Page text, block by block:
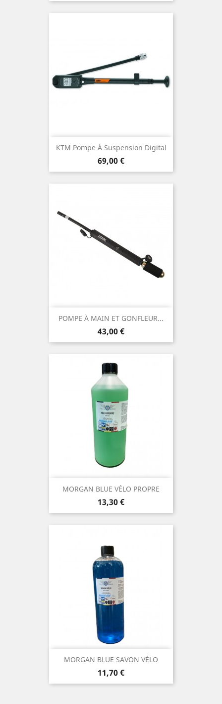
KTM Pompe À Suspension Digital
Prix
69,00 €
POMPE À MAIN ET GONFLEUR...
Prix
43,00 €
MORGAN BLUE VÉLO PROPRE
Prix
13,30 €
MORGAN BLUE SAVON VÉLO
Prix
11,70 €